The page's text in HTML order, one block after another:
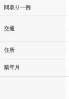
間取り一例
交通
住所
築年月